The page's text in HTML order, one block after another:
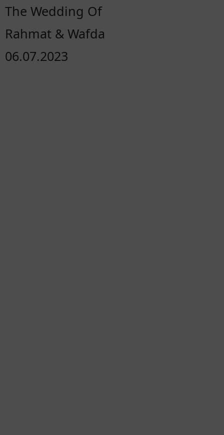
The Wedding Of
Rahmat & Wafda
06.07.2023